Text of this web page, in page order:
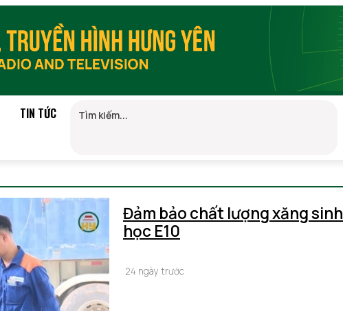
TIN TỨC
Đảm bảo chất lượng xăng sinh
học E10
24 ngày trước